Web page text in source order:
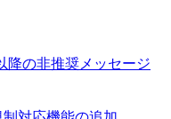
降の非推奨メッセージ